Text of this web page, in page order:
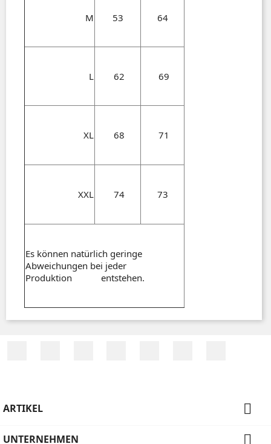
M 53 64
L 62 69
XL 68 71
XXL 74 73
Es können natürlich geringe
Abweichungen bei jeder
Produktion entstehen.
ARTIKEL 
UNTERNEHMEN 